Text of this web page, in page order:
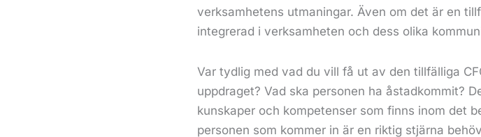
verksamhetens utmaningar. Även om det är en
integrerad i verksamheten och dess olika
Var tydlig med vad du vill få ut av den tillfälliga
uppdraget? Vad ska personen ha åstadkommit?
kunskaper och kompetenser som finns inom det
personen som kommer in är en riktig stjärna